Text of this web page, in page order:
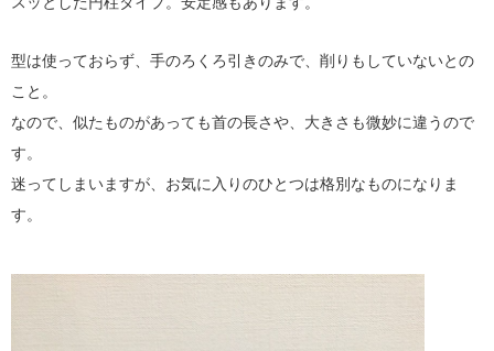
型は使っておらず、手のろくろ引きのみで、削りもしていないとの
こと。
なので、似たものがあっても首の長さや、大きさも微妙に違うので
す。
迷ってしまいますが、お気に入りのひとつは格別なものになりま
す。